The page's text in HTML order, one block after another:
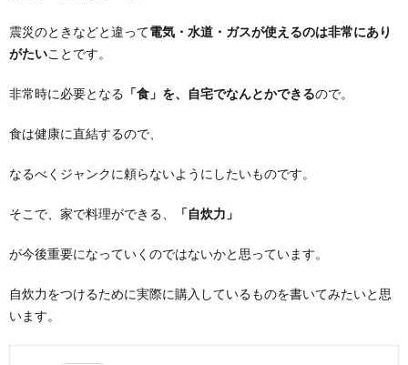
震災のときなどと違って電気・水道・ガスが使えるのは非常にあり
がたいことです。
非常時に必要となる 「食」を、自宅でなんとかできるので。
食は健康に直結するので、
なるべくジャンクに頼らないようにしたいものです。
そこで、家で料理ができる、 「自炊力」
が今後重要になっていくのではないかと思っています。
自炊力をつけるために実際に購入しているものを書いてみたいと思
います。